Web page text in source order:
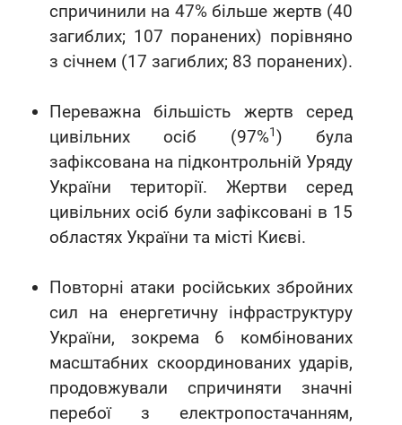
спричинили на 47% більше жертв (40
загиблих; 107 поранених) порівняно
з січнем (17 загиблих; 83 поранених).
Переважна більшість жертв серед
цивільних осіб (97%1) була
зафіксована на підконтрольній Уряду
України території. Жертви серед
цивільних осіб були зафіксовані в 15
областях України та місті Києві.
Повторні атаки російських збройних
сил на енергетичну інфраструктуру
України, зокрема 6 комбінованих
масштабних скоординованих ударів,
продовжували спричиняти значні
перебої з електропостачанням,